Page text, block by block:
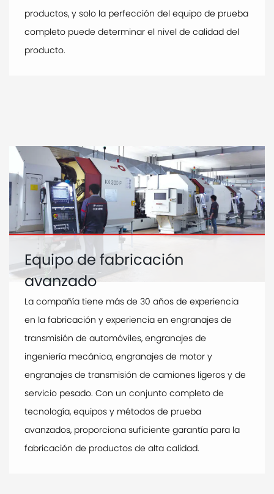
productos, y solo la perfección del equipo de prueba
completo puede determinar el nivel de calidad del
producto.
Equipo de fabricación
avanzado
La compañía tiene más de 30 años de experiencia
en la fabricación y experiencia en engranajes de
transmisión de automóviles, engranajes de
ingeniería mecánica, engranajes de motor y
engranajes de transmisión de camiones ligeros y de
servicio pesado. Con un conjunto completo de
tecnología, equipos y métodos de prueba
avanzados, proporciona suficiente garantía para la
fabricación de productos de alta calidad.